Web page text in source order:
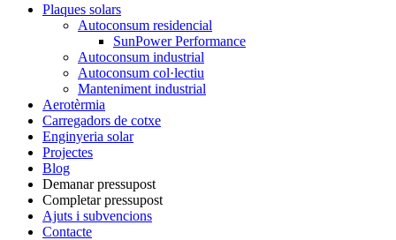
Plaques solars
Autoconsum residencial
SunPower Performance
Autoconsum industrial
Autoconsum col·lectiu
Manteniment industrial
Aerotèrmia
Carregadors de cotxe
Enginyeria solar
Projectes
Blog
Demanar pressupost
Completar pressupost
Ajuts i subvencions
Contacte